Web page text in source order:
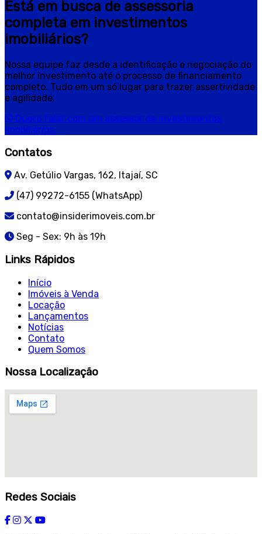
Está em busca de assessoria
completa em investimentos
imobiliários?
Nossa equipe faz desde a identificação e negociação do
melhor investimento até o processo de financiamento
completo. Tudo em um só lugar para trazer assertividade
e agilidade.
Quero falar com um assessor de investimentos
imobiliários.
Contatos
Av. Getúlio Vargas, 162, Itajaí, SC
(47) 99272-6155 (WhatsApp)
contato@insiderimoveis.com.br
Seg - Sex: 9h às 19h
Links Rápidos
Início
Imóveis à Venda
Locação
Lançamentos
Notícias
Contato
Quem Somos
Nossa Localização
Redes Sociais